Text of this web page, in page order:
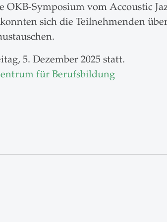
Symposium vom Accoustic
sich die Teilnehmenden
5. Dezember 2025 statt.
für Berufsbildung